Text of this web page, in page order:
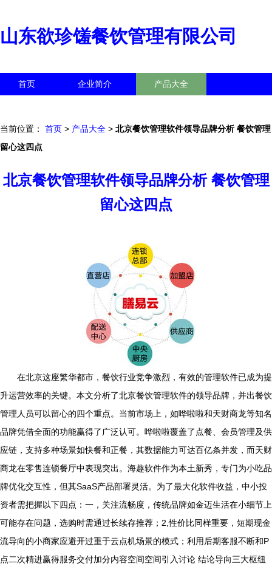
山东欲珍馐餐饮管理有限公司
首页 企业简介 产品大全
当前位置： 首页 > 产品大全 > 北京餐饮管理软件领导品牌分析 餐饮管理
留心这四点
北京餐饮管理软件领导品牌分析 餐饮管理
留心这四点
在北京这座繁华都市，餐饮行业竞争激烈，有效的管理软件已成为提
升运营效率的关键。本文分析了北京餐饮管理软件的领导品牌，并出餐饮
管理人员可以留心的四个重点。当前市场上，如哗啦啦和天财商龙等知名
品牌凭借全面的功能赢得了广泛认可。哗啦啦覆盖了点餐、会员管理及供
应链，支持多种场景如快餐和正餐，其数据能力可达百亿条并发，而天财
商龙在零售连锁餐厅中表现突出。海趣软件作为本土新秀，专门为小吃品
牌优化交互性，但其SaaS产品部署灵活。为了最大化软件收益，中小投
资者需把握以下四点：一，关注流畅度，传统品牌如金迈生活在小细节上
可能存在问题，选购时需通过长续存推荐；2,性价比同样重要，短期现金
流导向的小商家应避开过重于云点机场景的模式；利用后期客服不断和P
点二次精进赢得服务交付加分内容空间空间引入讨论 结论导向三大枢纽